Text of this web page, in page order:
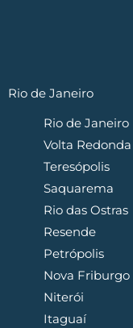
Rio de Janeiro
Rio de Janeiro
Volta Redonda
Teresópolis
Saquarema
Rio das Ostras
Resende
Petrópolis
Nova Friburgo
Niterói
Itaguaí